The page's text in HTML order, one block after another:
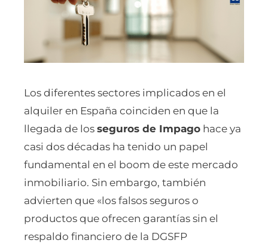
Los diferentes sectores implicados en el
alquiler en España coinciden en que la
llegada de los seguros de Impago hace ya
casi dos décadas ha tenido un papel
fundamental en el boom de este mercado
inmobiliario. Sin embargo, también
advierten que «los falsos seguros o
productos que ofrecen garantías sin el
respaldo financiero de la DGSFP